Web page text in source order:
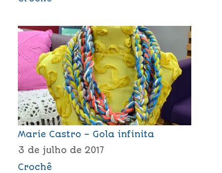
Marie Castro – Gola infinita
3 de julho de 2017
Crochê